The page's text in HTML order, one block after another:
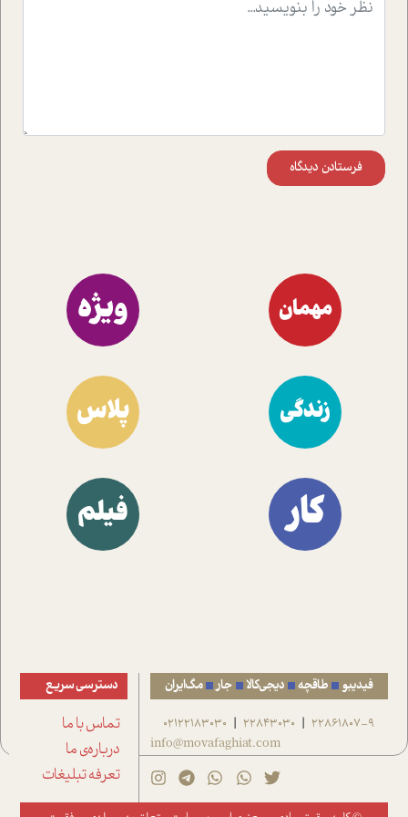
موثرترین راهکارهای استفاده از هوش مصنوعی در حوزه های
فرستادن دیدگاه
مهمان ویژه
زندگی پلاس
کار فیلم
فیدیبو طاقچه دیجی‌کالا جار مگ‌ایران
22861807-9
|
22843030
|
02122183030
info@movafaghiat.com
دسترسی سریع
تماس با ما
درباره‌ی ما
تعرفه تبلیغات